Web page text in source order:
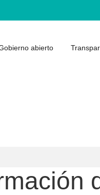
abierto